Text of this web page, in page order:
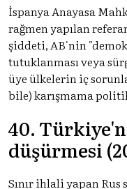
İspanya Anayasa
rağmen yapılan
şiddeti, AB'nin
tutuklanması veya
üye ülkelerin iç
bile) karışmama
40.
düşürmesi
Sınır ihlali yapan Rus